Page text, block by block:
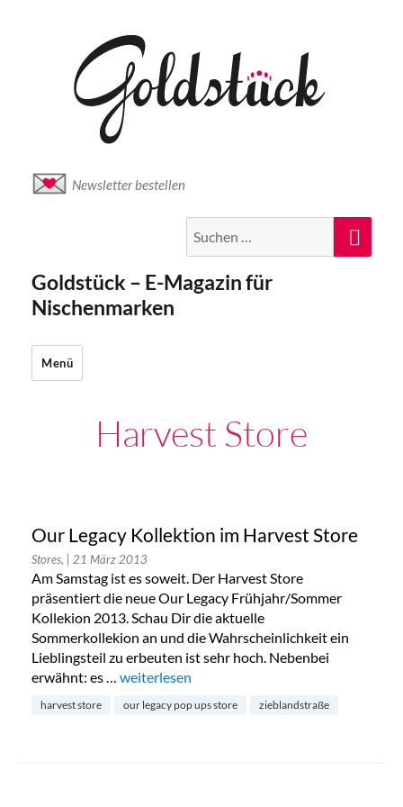
Newsletter bestellen
nach:
Goldstück – E-Magazin für
Nischenmarken
Menü
Harvest Store
Our Legacy Kollektion im Harvest Store
Stores, | 21 März 2013
Am Samstag ist es soweit. Der Harvest Store
präsentiert die neue Our Legacy Frühjahr/Sommer
Kollekion 2013. Schau Dir die aktuelle
Sommerkollekion an und die Wahrscheinlichkeit ein
Lieblingsteil zu erbeuten ist sehr hoch. Nebenbei
erwähnt: es … „Our Legacy Kollektion im Harvest Store“
weiterlesen
harvest store our legacy pop ups store zieblandstraße